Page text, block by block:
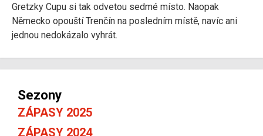
Gretzky Cupu si tak odvetou sedmé místo. Naopak
Německo opouští Trenčín na posledním místě, navíc ani
jednou nedokázalo vyhrát.
Sezony
ZÁPASY 2025
ZÁPASY 2024